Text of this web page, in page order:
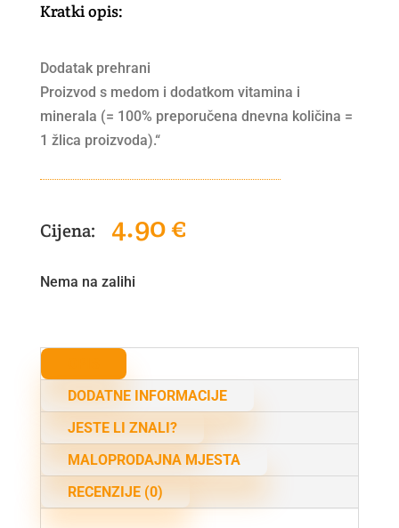
Kratki opis:
Dodatak prehrani
Proizvod s medom i dodatkom vitamina i
minerala (= 100% preporučena dnevna količina =
1 žlica proizvoda).“
4.90€
Nema na zalihi
DODATNE INFORMACIJE
JESTE LI ZNALI?
MALOPRODAJNA MJESTA
RECENZIJE (0)